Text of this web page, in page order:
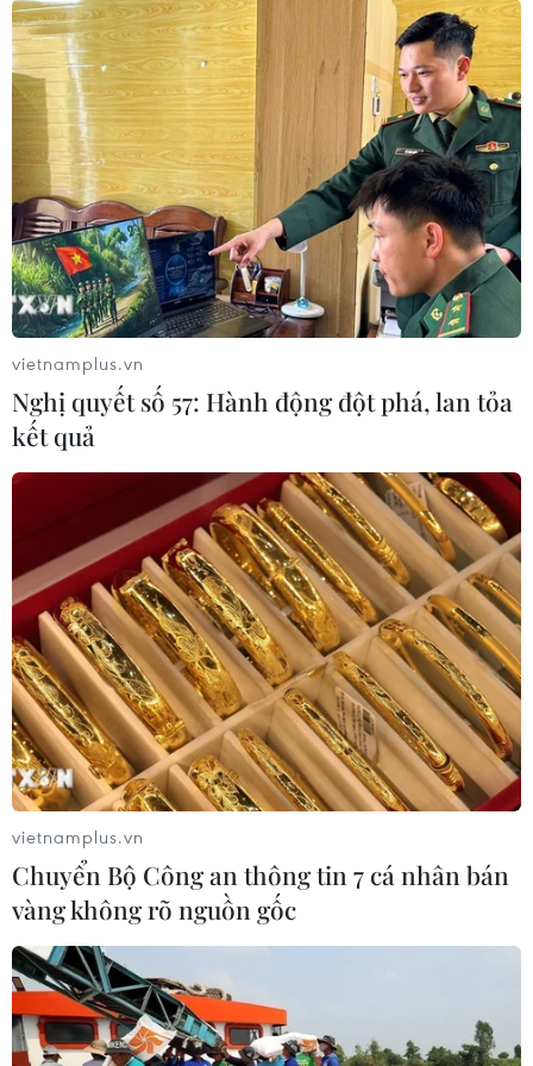
Báo chí Đông Nam Á "dậy
sóng" vì tuyển Việt Nam,
chỉ ra lý do Indonesia thua
đau
04/08/2026 02:32
Ba Bộ tăng cường phối hợp
thực hiện nhiệm vụ đối
ngoại trong giai đoạn mới
03/08/2026 14:59
Xem thêm
CƠ QUAN CHỦ QUẢN: THÔNG TẤN XÃ VIỆT NAM
Tổng Biên tập: TRẦN TIẾN DUẨN
Phó Tổng Biên tập: NGUYỄN THỊ TÁM, KHÚC THANH
THỦY
Sở hữu trí tuệ
Quy định sử dụng
RSS
Hỗ trợ
Ngôn ngữ
TTXVN
Dịch vụ tin
Quảng cáo
Liên hệ
Giấy phép số: 1374/GP-BTTTT do Bộ Thông tin và Truyền thông
cấp ngày 11/9/2008.
Quảng cáo: Phó TBT Nguyễn Thị Tám: 093.5958688, Email:
tamvna@gmail.com
vietnamplus.vn
Nghị quyết số 57: Hành động đột phá, lan tỏa
kết quả
vietnamplus.vn
Chuyển Bộ Công an thông tin 7 cá nhân bán
vàng không rõ nguồn gốc